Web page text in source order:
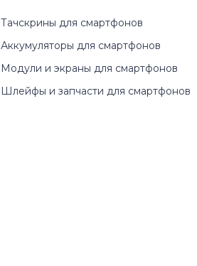
Тачскрины для смартфонов
Аккумуляторы для смартфонов
Модули и экраны для смартфонов
Шлейфы и запчасти для смартфонов